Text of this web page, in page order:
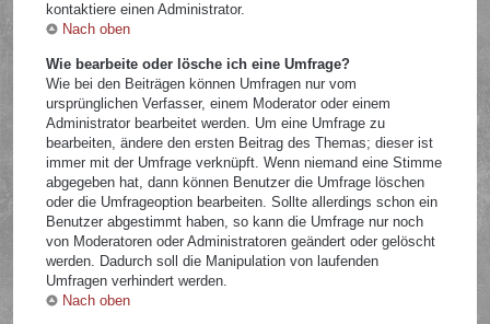
kontaktiere einen Administrator.
Nach oben
Wie bearbeite oder lösche ich eine Umfrage?
Wie bei den Beiträgen können Umfragen nur vom
ursprünglichen Verfasser, einem Moderator oder einem
Administrator bearbeitet werden. Um eine Umfrage zu
bearbeiten, ändere den ersten Beitrag des Themas; dieser ist
immer mit der Umfrage verknüpft. Wenn niemand eine Stimme
abgegeben hat, dann können Benutzer die Umfrage löschen
oder die Umfrageoption bearbeiten. Sollte allerdings schon ein
Benutzer abgestimmt haben, so kann die Umfrage nur noch
von Moderatoren oder Administratoren geändert oder gelöscht
werden. Dadurch soll die Manipulation von laufenden
Umfragen verhindert werden.
Nach oben